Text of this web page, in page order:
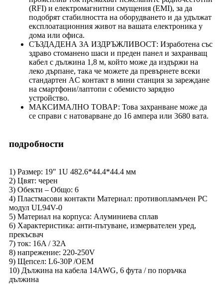
(RFI) и електромагнитни смущения (EMI), за да
подобрят стабилността на оборудването и да удължат
експлоатационния живот на вашата електроника у
дома или офиса.
СЪЗДАДЕНА ЗА ИЗДРЪЖЛИВОСТ: Изработена със
здраво стоманено шаси и преден панел и захранващ
кабел с дължина 1,8 м, който може да издържи на
леко дърпане, така че можете да превърнете всеки
стандартен AC контакт в мини станция за зареждане
на смартфони/лаптопи с обемисто зарядно
устройство.
МАКСИМАЛНО ТОВАР: Това захранване може да
се справи с натоварване до 16 ампера или 3680 вата.
подробности
1) Размер: 19" 1U 482.6*44.4*44.4 мм
2) Цвят: черен
3) Обекти – Общо: 6
4) Пластмасови контакти Материал: противопламъчен PC
модул UL94V-0
5) Материал на корпуса: Алуминиева сплав
6) Характеристика: анти-пътуване, измервателен уред,
прекъсвач
7) ток: 16A / 32A
8) напрежение: 220-250V
9) Щепсел: L6-30P /OEM
10) Дължина на кабела 14AWG, 6 фута / по поръчка
дължина